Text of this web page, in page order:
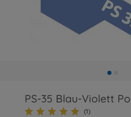
PS-35 Blau-Violett
(1)